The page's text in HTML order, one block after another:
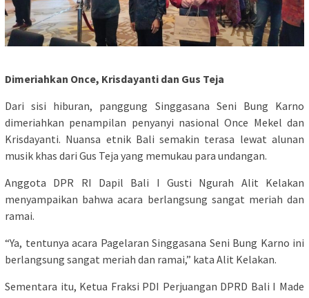
Dimeriahkan Once, Krisdayanti dan Gus Teja
Dari sisi hiburan, panggung Singgasana Seni Bung Karno
dimeriahkan penampilan penyanyi nasional Once Mekel dan
Krisdayanti. Nuansa etnik Bali semakin terasa lewat alunan
musik khas dari Gus Teja yang memukau para undangan.
Anggota DPR RI Dapil Bali I Gusti Ngurah Alit Kelakan
menyampaikan bahwa acara berlangsung sangat meriah dan
ramai.
“Ya, tentunya acara Pagelaran Singgasana Seni Bung Karno ini
berlangsung sangat meriah dan ramai,” kata Alit Kelakan.
Sementara itu, Ketua Fraksi PDI Perjuangan DPRD Bali I Made